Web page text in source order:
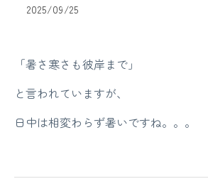
2025/09/25
「暑さ寒さも彼岸まで」
と言われていますが、
日中は相変わらず暑いですね。。。